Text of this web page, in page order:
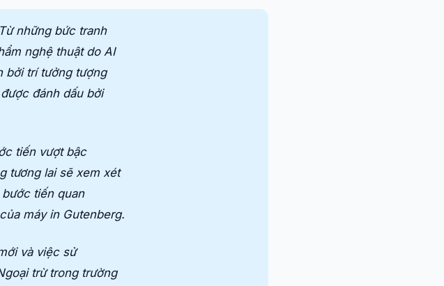
những bức tranh
nghệ thuật do AI
bởi trí tưởng tượng
đánh dấu bởi
tiến vượt bậc
tương lai sẽ xem xét
tiến quan
máy in Gutenberg.
và việc sử
trừ trong trường